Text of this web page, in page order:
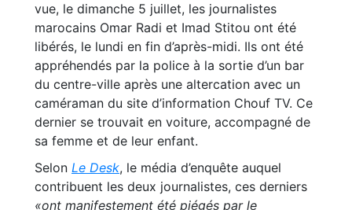
vue, le dimanche 5 juillet, les journalistes
marocains Omar Radi et Imad Stitou ont été
libérés, le lundi en fin d’après-midi. Ils ont été
appréhendés par la police à la sortie d’un bar
du centre-ville après une altercation avec un
caméraman du site d’information Chouf TV. Ce
dernier se trouvait en voiture, accompagné de
sa femme et de leur enfant.
Selon Le Desk, le média d’enquête auquel
contribuent les deux journalistes, ces derniers
«ont manifestement été piégés par le